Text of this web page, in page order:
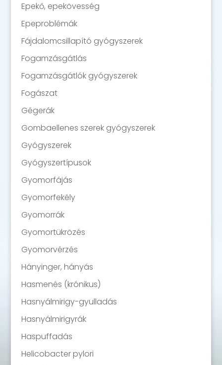
Epekő, epekövesség
Epeproblémák
Fájdalomcsillapító gyógyszerek
Fogamzásgátlás
Fogamzásgátlók gyógyszerek
Fogászat
Gégerák
Gombaellenes szerek gyógyszerek
Gyógyszerek
Gyógyszertípusok
Gyomorfájás
Gyomorfekély
Gyomorrák
Gyomortükrözés
Gyomorvérzés
Hányinger, hányás
Hasmenés (krónikus)
Hasnyálmirigy-gyulladás
Hasnyálmirigyrák
Haspuffadás
Helicobacter pylori